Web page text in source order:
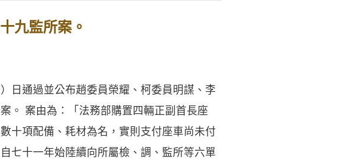
九監所案。
日通過並公布趙委員榮耀、柯委員明謀、李
。 案由為：「法務部購置四輛正副首長座
十項配備、耗材為名，實則支付座車尚未付
七十一年始陸續向所屬檢、調、監所等六單